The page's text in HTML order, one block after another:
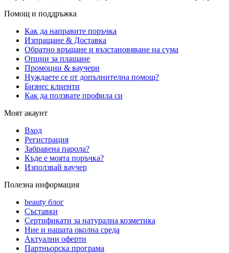
Помощ и поддръжка
Как да направите поръчка
Изпращане & Доставка
Обратно връщане и възстановяване на сума
Опции за плащане
Промоции & ваучери
Нуждаете се от допълнителна помощ?
Бизнес клиенти
Как да ползвате профила си
Моят акаунт
Вход
Регистрация
Забравена парола?
Къде е моята поръчка?
Използвай ваучер
Полезна информация
beauty блог
Съставки
Сертификати за натурална козметика
Ние и нашата околна среда
Актуални оферти
Партньорска програма